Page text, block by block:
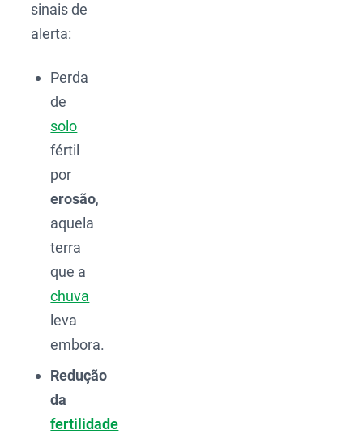
sinais de
alerta:
Perda
de
solo
fértil
por
erosão,
aquela
terra
que a
chuva
leva
embora.
Redução
da
fertilidade